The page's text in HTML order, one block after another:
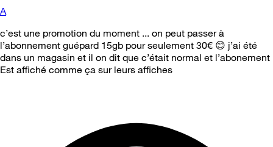
A
c’est une promotion du moment ... on peut passer à
l’abonnement guépard 15gb pour seulement 30€ 😊 j’ai été
dans un magasin et il on dit que c’était normal et l’abonement
Est affiché comme ça sur leurs affiches